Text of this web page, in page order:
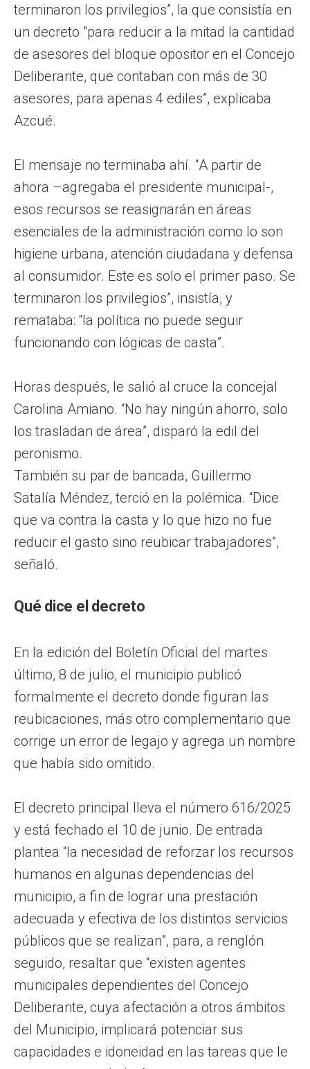
terminaron los privilegios”, la que consistía en
un decreto "para reducir a la mitad la cantidad
de asesores del bloque opositor en el Concejo
Deliberante, que contaban con más de 30
asesores, para apenas 4 ediles”, explicaba
Azcué.
El mensaje no terminaba ahí. “A partir de
ahora –agregaba el presidente municipal-,
esos recursos se reasignarán en áreas
esenciales de la administración como lo son
higiene urbana, atención ciudadana y defensa
al consumidor. Este es solo el primer paso. Se
terminaron los privilegios”, insistía, y
remataba: “la política no puede seguir
funcionando con lógicas de casta”.
Horas después, le salió al cruce la concejal
Carolina Amiano. “No hay ningún ahorro, solo
los trasladan de área”, disparó la edil del
peronismo.
También su par de bancada, Guillermo
Satalía Méndez, terció en la polémica. “Dice
que va contra la casta y lo que hizo no fue
reducir el gasto sino reubicar trabajadores”,
señaló.
Qué dice el decreto
En la edición del Boletín Oficial del martes
último, 8 de julio, el municipio publicó
formalmente el decreto donde figuran las
reubicaciones, más otro complementario que
corrige un error de legajo y agrega un nombre
que había sido omitido.
El decreto principal lleva el número 616/2025
y está fechado el 10 de junio. De entrada
plantea “la necesidad de reforzar los recursos
humanos en algunas dependencias del
municipio, a fin de lograr una prestación
adecuada y efectiva de los distintos servicios
públicos que se realizan”, para, a renglón
seguido, resaltar que “existen agentes
municipales dependientes del Concejo
Deliberante, cuya afectación a otros ámbitos
del Municipio, implicará potenciar sus
capacidades e idoneidad en las tareas que le